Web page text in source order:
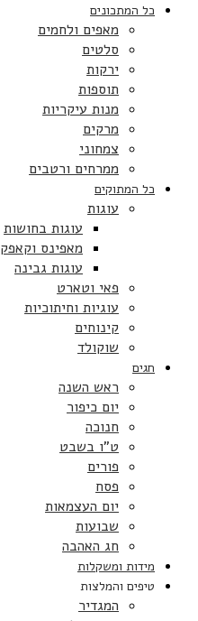
כל המתכונים
מאפים ולחמים
סלטים
ירקות
תוספות
מנות עיקריות
מרקים
צמחוני
ממרחים ורטבים
כל המתוקים
עוגות
עוגות בחושות
מאפינס
עוגות גבינה
פאי וטארט
עוגיות וחיתוכיות
קינוחים
שוקולד
חגים
ראש השנה
יום כיפור
חנוכה
ט”ו בשבט
פורים
פסח
יום העצמאות
שבועות
חג האהבה
מידות ומשקלות
טיפים והמלצות
המגדיר